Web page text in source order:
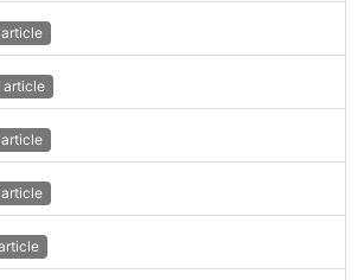
article
article
article
article